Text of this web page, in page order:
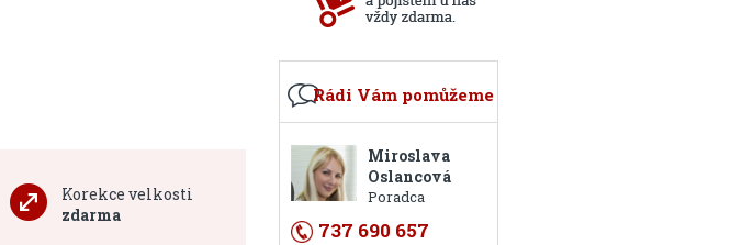
Korekce velkosti
zdarma
Rádi Vám pomůžeme
Miroslava
Oslancová
Poradca
737 690 657